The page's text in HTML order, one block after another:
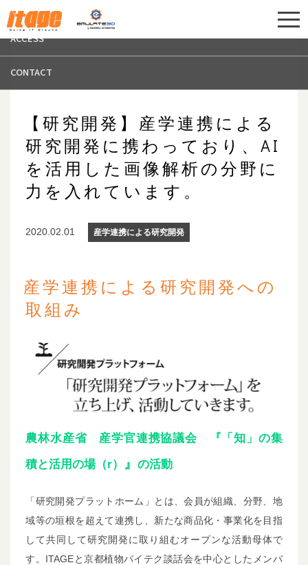
ITAGE コーポレー
ACCESS
CONTACT
【研究開発】産学連携による
研究開発に携わっており、AI
を活用した画像解析の分野に
力を入れています。
2020.02.01 産学連携による研究開発
産学連携による研究開発への
取組み
農林水産省 産学官連携協議会 『「知」の集
積と活用の場（r） 』の活動
「研究開発プラットホーム」とは、会員が組織、分野、地
域等の垣根を超えて連携し、新たな商品化・事業化を目指
して共同して研究開発に取り組むオープンな活動母体で
す。ITAGEと京都植物バイテク談話会を中心としたメンバ